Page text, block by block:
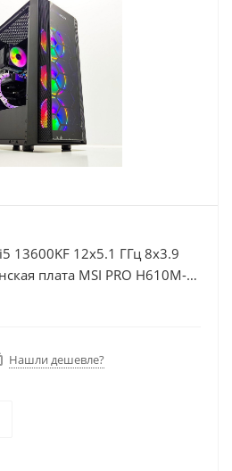
13600KF 12x5.1 ГГц 8x3.9
плата MSI PRO H610M-E,
Память DDR4 32Gb,
Нашли дешевле?